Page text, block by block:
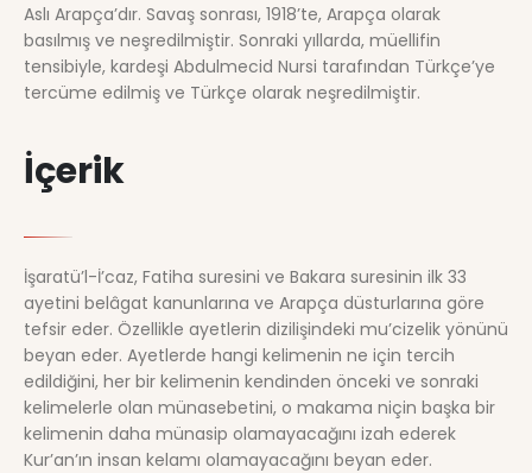
Aslı Arapça’dır. Savaş sonrası, 1918’te, Arapça olarak
basılmış ve neşredilmiştir. Sonraki yıllarda, müellifin
tensibiyle, kardeşi Abdulmecid Nursi tarafından Türkçe’ye
tercüme edilmiş ve Türkçe olarak neşredilmiştir.
İçerik
İşaratü’l-İ’caz, Fatiha suresini ve Bakara suresinin ilk 33
ayetini belâgat kanunlarına ve Arapça düsturlarına göre
tefsir eder. Özellikle ayetlerin dizilişindeki mu’cizelik yönünü
beyan eder. Ayetlerde hangi kelimenin ne için tercih
edildiğini, her bir kelimenin kendinden önceki ve sonraki
kelimelerle olan münasebetini, o makama niçin başka bir
kelimenin daha münasip olamayacağını izah ederek
Kur’an’ın insan kelamı olamayacağını beyan eder.